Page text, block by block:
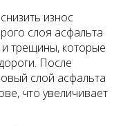
износ
слоя асфальта
трещины, которые
После
слой асфальта
что увеличивает